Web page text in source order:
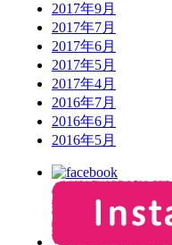
2017年9月
2017年7月
2017年6月
2017年5月
2017年4月
2016年7月
2016年6月
2016年5月